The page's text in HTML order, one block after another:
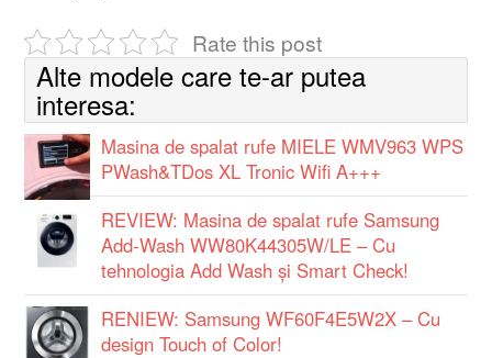
Rate this post
Alte modele care te-ar putea
interesa:
Masina de spalat rufe MIELE WMV963 WPS
PWash&TDos XL Tronic Wifi A+++
REVIEW: Masina de spalat rufe Samsung
Add-Wash WW80K44305W/LE – Cu
tehnologia Add Wash și Smart Check!
RENIEW: Samsung WF60F4E5W2X – Cu
design Touch of Color!